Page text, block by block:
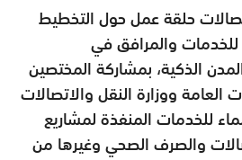
حلقة عمل حول التخطيط
للخدمات والمرافق في
الذكية، بمشاركة المختصين
ووزارة النقل والاتصالات
للخدمات المنفذة لمشاريع
والصرف الصحي وغيرها من